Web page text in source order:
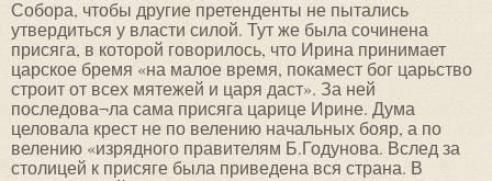
Собора, чтобы другие претенденты не пытались
утвердиться у власти силой. Тут же была сочинена
присяга, в которой говорилось, что Ирина принимает
царское бремя «на малое время, покамест бог царьство
строит от всех мятежей и царя даст». За ней
последова¬ла сама присяга царице Ирине. Дума
целовала крест не по велению начальных бояр, а по
велению «изрядного правителям Б.Годунова. Вслед за
столицей к присяге была приведена вся страна. В